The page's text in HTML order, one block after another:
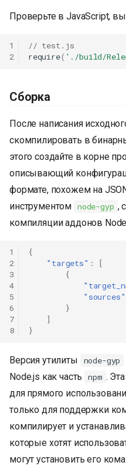
Проверьте в JavaScript,
1
2
// test.js
require( './build/
Сборка
После написания
скомпилировать в
этого создайте в корне
описывающий
формате, похожем на
инструментом node-gyp ,
компиляции аддонов
1
2
3
4
5
6
7
8
{
"targets" :
[
{
"sources"
}
]
}
Версия утилиты node-gyp
Node.js как часть
npm .
для прямого
только для поддержки
компилирует и
которые хотят
могут установить его